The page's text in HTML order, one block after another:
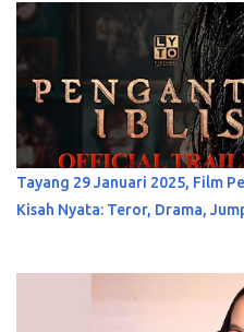
Tayang 29 Januari 2025, Film
Kisah Nyata: Teror, Drama,